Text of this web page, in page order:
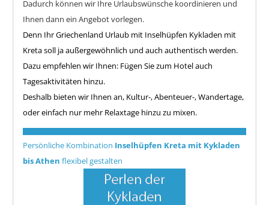
Dadurch können wir Ihre Urlaubswünsche koordinieren und
Ihnen dann ein Angebot vorlegen.
Denn Ihr Griechenland Urlaub mit Inselhüpfen Kykladen mit
Kreta soll ja außergewöhnlich und auch authentisch werden.
Dazu empfehlen wir Ihnen: Fügen Sie zum Hotel auch
Tagesaktivitäten hinzu.
Deshalb bieten wir Ihnen an, Kultur-, Abenteuer-, Wandertage,
oder einfach nur mehr Relaxtage hinzu zu mixen.
Persönliche Kombination Inselhüpfen Kreta mit Kykladen
bis Athen flexibel gestalten